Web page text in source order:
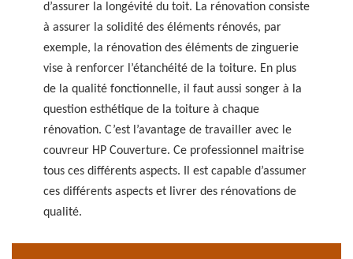
d’assurer la longévité du toit. La rénovation consiste
à assurer la solidité des éléments rénovés, par
exemple, la rénovation des éléments de zinguerie
vise à renforcer l’étanchéité de la toiture. En plus
de la qualité fonctionnelle, il faut aussi songer à la
question esthétique de la toiture à chaque
rénovation. C’est l’avantage de travailler avec le
couvreur HP Couverture. Ce professionnel maitrise
tous ces différents aspects. Il est capable d’assumer
ces différents aspects et livrer des rénovations de
qualité.